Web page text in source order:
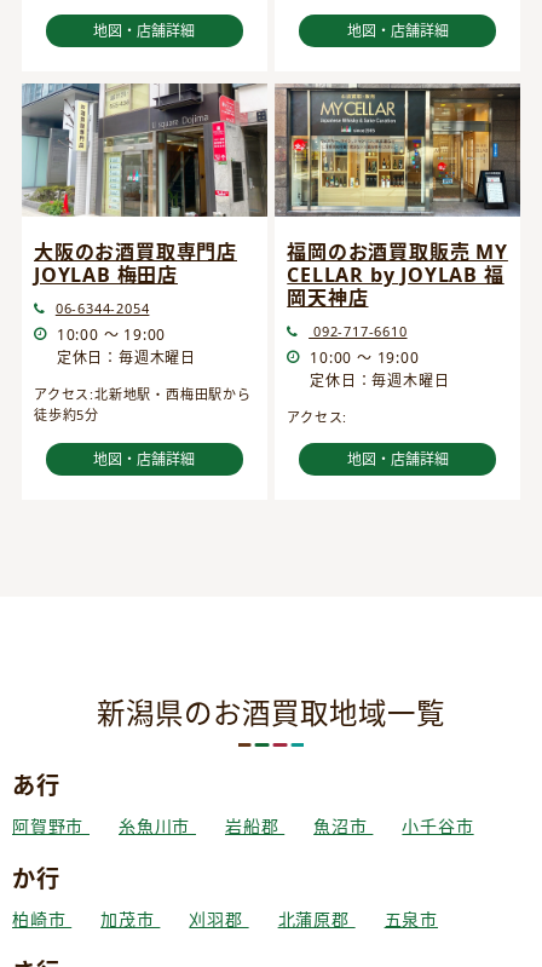
地図・店舗詳細 地図・店舗詳細
大阪のお酒買取専門店
JOYLAB 梅田店
06-6344-2054
10:00 ～ 19:00
定休日：毎週木曜日
アクセス:北新地駅・西梅田駅から
徒歩約5分
地図・店舗詳細
福岡のお酒買取販売 MY
CELLAR by JOYLAB 福
岡天神店
092-717-6610
10:00 ～ 19:00
定休日：毎週木曜日
アクセス:
地図・店舗詳細
新潟県のお酒買取地域一覧
あ行
阿賀野市 糸魚川市 岩船郡 魚沼市 小千谷市
か行
柏崎市 加茂市 刈羽郡 北蒲原郡 五泉市